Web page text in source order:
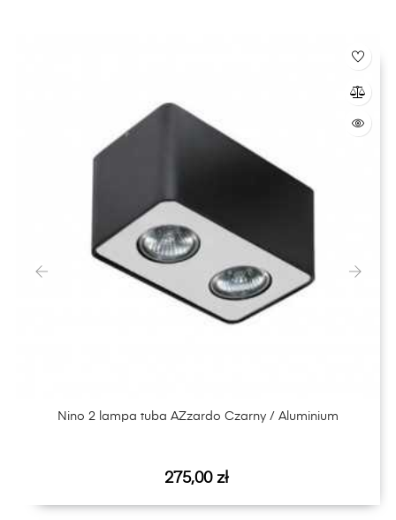
Nino 2 lampa tuba AZzardo Czarny / Aluminium
Cena
275,00 zł